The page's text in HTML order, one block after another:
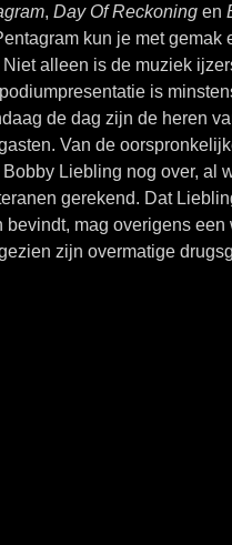
, Day Of Reckoningen
kun je met gemak
alleen is de muziek
is
de dag zijn de heren
Van de
Liebling nog over, al
gerekend. Dat
bevindt, mag overigens een
zijn overmatige